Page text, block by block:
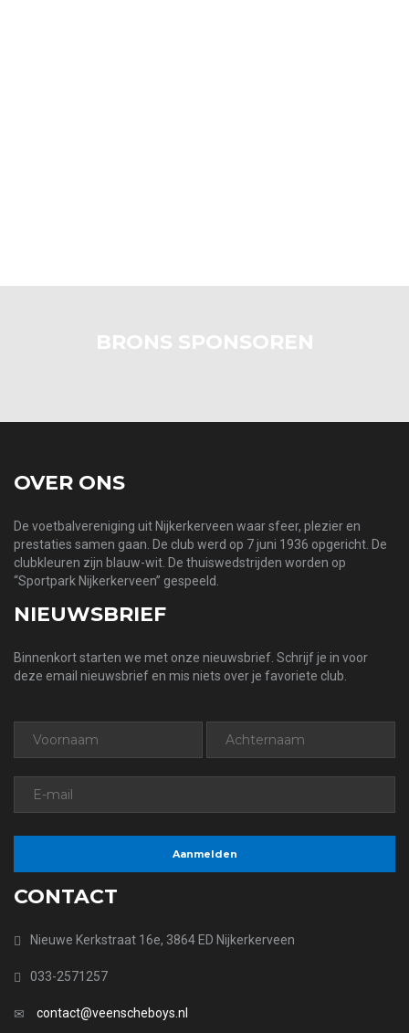
BRONS SPONSOREN
OVER ONS
De voetbalvereniging uit Nijkerkerveen waar sfeer, plezier en
prestaties samen gaan. De club werd op 7 juni 1936 opgericht. De
clubkleuren zijn blauw-wit. De thuiswedstrijden worden op
“Sportpark Nijkerkerveen” gespeeld.
NIEUWSBRIEF
Binnenkort starten we met onze nieuwsbrief. Schrijf je in voor
deze email nieuwsbrief en mis niets over je favoriete club.
CONTACT
Nieuwe Kerkstraat 16e, 3864 ED Nijkerkerveen
033-2571257
contact@veenscheboys.nl